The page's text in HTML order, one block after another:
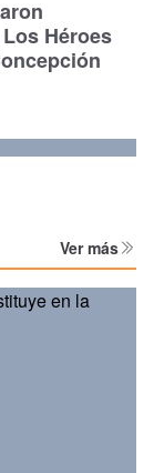
Héroes
Ver más